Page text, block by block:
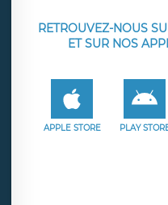
RETROUVEZ-NOUS
ET SUR NOS
APPLE STORE PLAY